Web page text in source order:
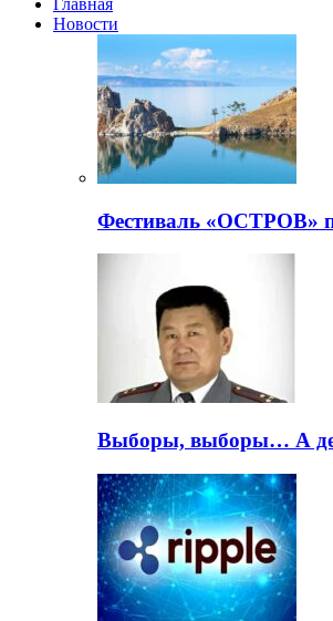
Главная
Новости
Фестиваль «ОСТРОВ»
Выборы, выборы… А